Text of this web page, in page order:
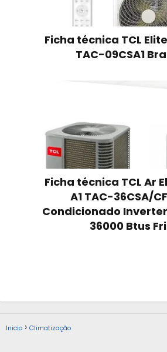
Ficha técnica TCL
TAC-09CSA1
Ficha técnica TCL Ar
A1 TAC-36CSA/
Condicionado
36000 Btus
Inicio Climatização